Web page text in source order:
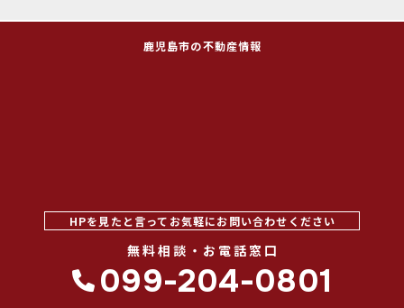
鹿児島市の不動産情報
HPを見たと言ってお気軽にお問い合わせください
無料相談・お電話窓口
099-204-0801